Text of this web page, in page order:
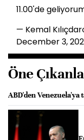
11.00'de
— Kemal
December 3,
Öne
ABD'den